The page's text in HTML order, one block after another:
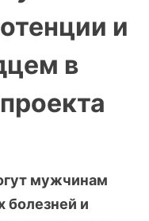
и
в
мужчинам
болезней и